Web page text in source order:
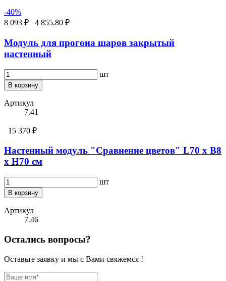
-40%
8 093 ₽
4 855.80 ₽
Модуль для прогона шаров закрытый
настенный
шт
В корзину
Артикул
7.41
15 370 ₽
Настенный модуль "Сравнение цветов" L70 х B8
х H70 см
шт
В корзину
Артикул
7.46
Остались вопросы?
Оставьте заявку и мы с Вами свяжемся !